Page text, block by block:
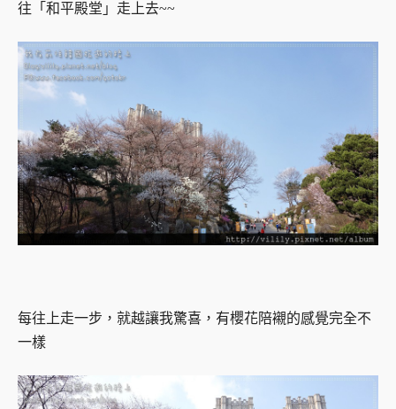
往「和平殿堂」走上去~~
每往上走一步，就越讓我驚喜， 有櫻花陪襯的感覺完全不
一樣